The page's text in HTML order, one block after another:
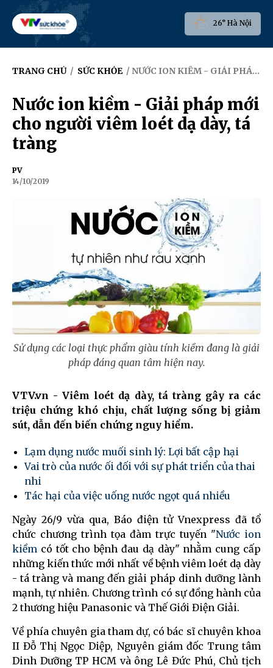
26° Hà Nội
TRANG CHỦ / SỨC KHỎE / NƯỚC ION KIỀM - GIẢI PHÁP MỚI CHO NGƯỜI VIÊM LOÉT DẠ DÀY, TÁ TRÀNG
Nước ion kiềm - Giải pháp mới
cho người viêm loét dạ dày, tá
tràng
PV
14/10/2019
Sử dụng các loại thực phẩm giàu tính kiềm đang là giải
pháp đáng quan tâm hiện nay.
VTV.vn - Viêm loét dạ dày, tá tràng gây ra các
triệu chứng khó chịu, chất lượng sống bị giảm
sút, dẫn đến biến chứng nguy hiểm.
Lạm dụng nước muối sinh lý: Lợi bất cập hại
Vai trò của nước ối đối với sự phát triển của thai
nhi
Tác hại của việc uống nước ngọt quá nhiều
Ngày 26/9 vừa qua, Báo điện tử Vnexpress đã tổ
chức chương trình tọa đàm trực tuyến "Nước ion
kiềm có tốt cho bệnh đau dạ dày" nhằm cung cấp
những kiến thức mới nhất về bệnh viêm loét dạ dày
- tá tràng và mang đến giải pháp dinh dưỡng lành
mạnh, tự nhiên. Chương trình có sự đồng hành của
2 thương hiệu Panasonic và Thế Giới Điện Giải.
Về phía chuyên gia tham dự, có bác sĩ chuyên khoa
II Đỗ Thị Ngọc Diệp, Nguyên giám đốc Trung tâm
Dinh Dưỡng TP HCM và ông Lê Đức Phú, Chủ tịch